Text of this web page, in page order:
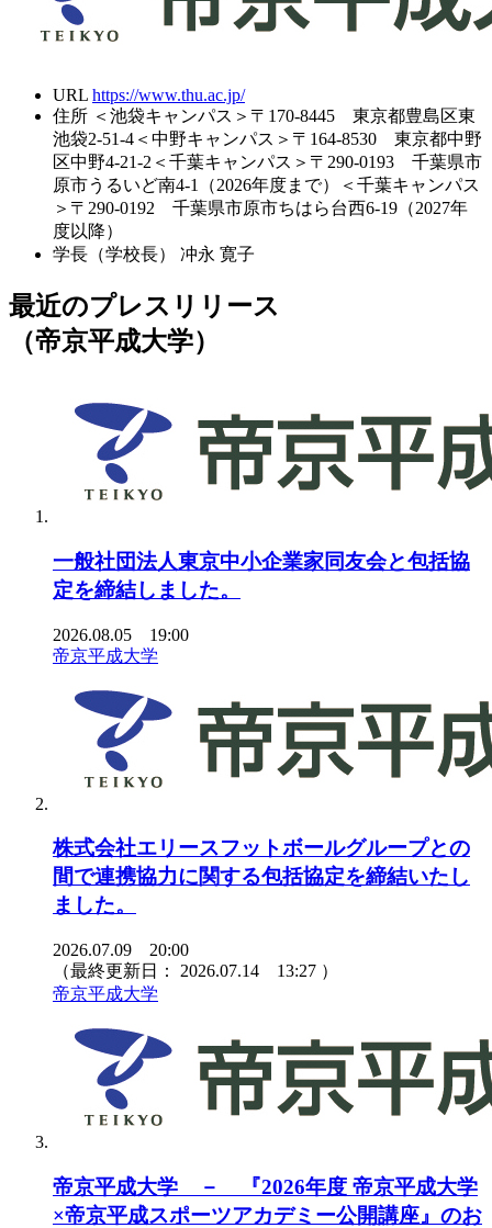
URL https://www.thu.ac.jp/
住所 ＜池袋キャンパス＞〒170-8445 東京都豊島区東
池袋2-51-4＜中野キャンパス＞〒164-8530 東京都中野
区中野4-21-2＜千葉キャンパス＞〒290-0193 千葉県市
原市うるいど南4-1（2026年度まで）＜千葉キャンパス
＞〒290-0192 千葉県市原市ちはら台西6-19（2027年
度以降）
学長（学校長）
冲永 寛子
最近のプレスリリース
（帝京平成大学）
一般社団法人東京中小企業家同友会と包括協
定を締結しました。
2026.08.05 19:00
帝京平成大学
株式会社エリースフットボールグループとの
間で連携協力に関する包括協定を締結いたし
ました。
2026.07.09 20:00
（最終更新日： 2026.07.14 13:27 ）
帝京平成大学
帝京平成大学 － 『2026年度 帝京平成大学
×帝京平成スポーツアカデミー公開講座』のお